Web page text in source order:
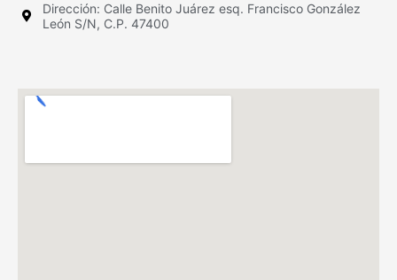
Dirección: Calle Benito Juárez esq. Francisco González
León S/N, C.P. 47400